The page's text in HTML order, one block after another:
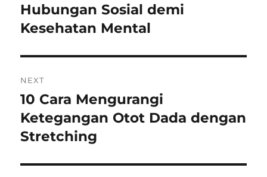
post:
Hubungan Sosial demi
Kesehatan Mental
NEXT
Next
post:
10 Cara Mengurangi
Ketegangan Otot Dada dengan
Stretching